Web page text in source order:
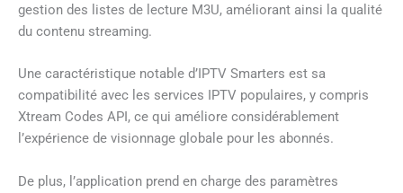
gestion des listes de lecture M3U, améliorant ainsi la qualité
du contenu streaming.
Une caractéristique notable d’IPTV Smarters est sa
compatibilité avec les services IPTV populaires, y compris
Xtream Codes API, ce qui améliore considérablement
l’expérience de visionnage globale pour les abonnés.
De plus, l’application prend en charge des paramètres